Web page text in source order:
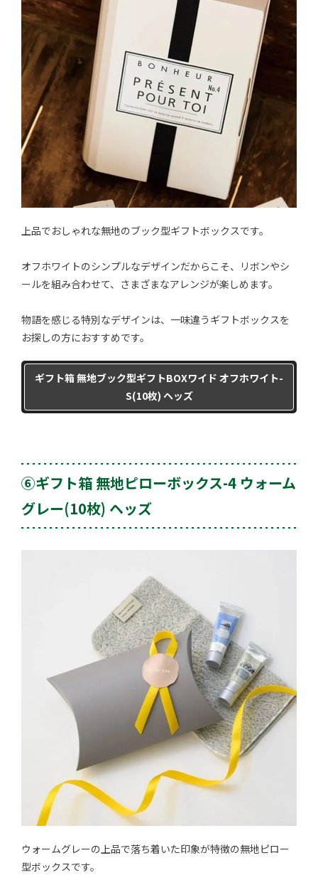
上品でおしゃれな無地のブック型ギフトボックスです。
オフホワイトのシンプルなデザインだからこそ、リボンやシ
ールを組み合わせて、さまざまなアレンジが楽しめます。
物語を感じる特別なデザインは、一味違うギフトボックスを
お探しの方におすすめです。
ギフト箱 無地ブック型ギフトBOXワイド オフホワイト-
S(10枚) ヘッズ
⑥ギフト箱 無地ピローボックス-4 ウォーム
グレー(10枚) ヘッズ
ウォームグレーの上品で落ち着いた印象が特徴の無地ピロー
型ボックスです。